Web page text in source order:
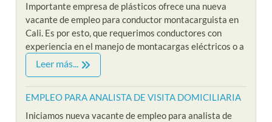
Importante empresa de plásticos ofrece una nueva
vacante de empleo para conductor montacarguista en
Cali. Es por esto, que requerimos conductores con
experiencia en el manejo de montacargas eléctricos o a
Leer más...
EMPLEO PARA ANALISTA DE VISITA DOMICILIARIA
Iniciamos nueva vacante de empleo para analista de